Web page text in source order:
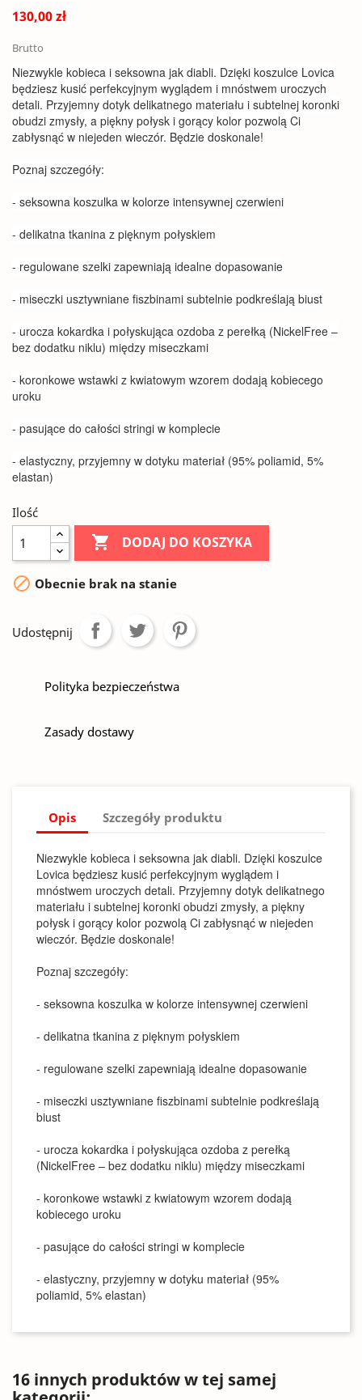
130,00 zł
Brutto
Niezwykle kobieca i seksowna jak diabli. Dzięki koszulce Lovica
będziesz kusić perfekcyjnym wyglądem i mnóstwem uroczych
detali. Przyjemny dotyk delikatnego materiału i subtelnej koronki
obudzi zmysły, a piękny połysk i gorący kolor pozwolą Ci
zabłysnąć w niejeden wieczór. Będzie doskonale!
Poznaj szczegóły:
- seksowna koszulka w kolorze intensywnej czerwieni
- delikatna tkanina z pięknym połyskiem
- regulowane szelki zapewniają idealne dopasowanie
- miseczki usztywniane fiszbinami subtelnie podkreślają biust
- urocza kokardka i połyskująca ozdoba z perełką (NickelFree –
bez dodatku niklu) między miseczkami
- koronkowe wstawki z kwiatowym wzorem dodają kobiecego
uroku
- pasujące do całości stringi w komplecie
- elastyczny, przyjemny w dotyku materiał (95% poliamid, 5%
elastan)
Ilość
 DODAJ DO KOSZYKA
 Obecnie brak na stanie
Udostępnij
Polityka bezpieczeństwa
Zasady dostawy
Opis Szczegóły produktu
Niezwykle kobieca i seksowna jak diabli. Dzięki koszulce
Lovica będziesz kusić perfekcyjnym wyglądem i
mnóstwem uroczych detali. Przyjemny dotyk delikatnego
materiału i subtelnej koronki obudzi zmysły, a piękny
połysk i gorący kolor pozwolą Ci zabłysnąć w niejeden
wieczór. Będzie doskonale!
Poznaj szczegóły:
- seksowna koszulka w kolorze intensywnej czerwieni
- delikatna tkanina z pięknym połyskiem
- regulowane szelki zapewniają idealne dopasowanie
- miseczki usztywniane fiszbinami subtelnie podkreślają
biust
- urocza kokardka i połyskująca ozdoba z perełką
(NickelFree – bez dodatku niklu) między miseczkami
- koronkowe wstawki z kwiatowym wzorem dodają
kobiecego uroku
- pasujące do całości stringi w komplecie
- elastyczny, przyjemny w dotyku materiał (95%
poliamid, 5% elastan)
16 innych produktów w tej samej